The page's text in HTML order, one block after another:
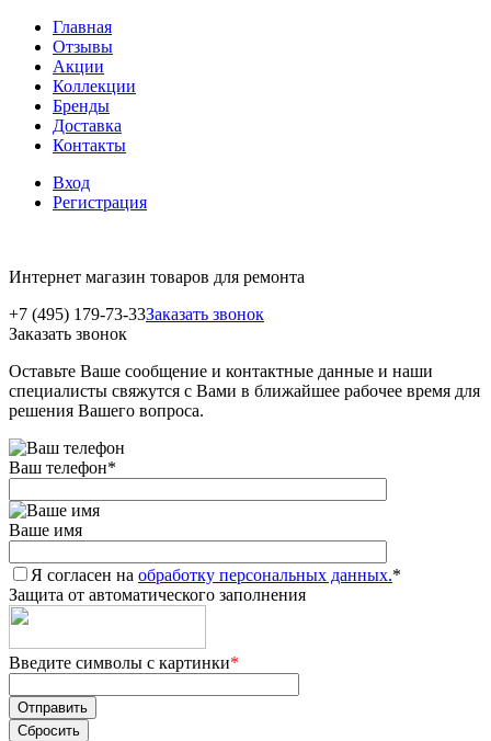
Главная
Отзывы
Акции
Коллекции
Бренды
Доставка
Контакты
Вход
Регистрация
Интернет магазин товаров для ремонта
+7 (495) 179-73-33Заказать звонок
Заказать звонок
Оставьте Ваше сообщение и контактные данные и наши
специалисты свяжутся с Вами в ближайшее рабочее время для
решения Вашего вопроса.
Ваш телефон*
Ваше имя
Я согласен на обработку персональных данных.*
Защита от автоматического заполнения
Введите символы с картинки*